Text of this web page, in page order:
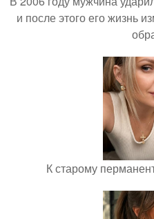
и после этого его жизнь
К старому